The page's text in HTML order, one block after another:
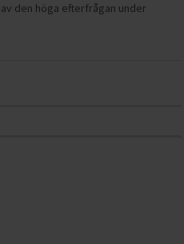
den höga efterfrågan under